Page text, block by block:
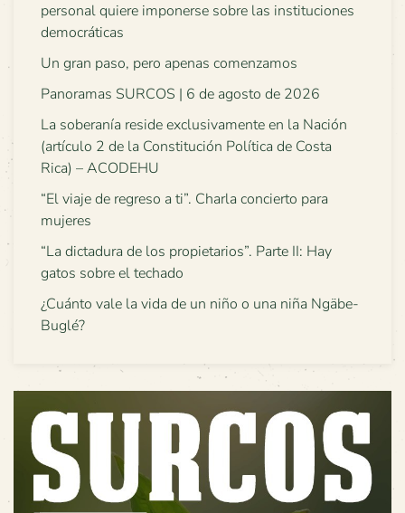
personal quiere imponerse sobre las instituciones
democráticas
Un gran paso, pero apenas comenzamos
Panoramas SURCOS | 6 de agosto de 2026
La soberanía reside exclusivamente en la Nación
(artículo 2 de la Constitución Política de Costa
Rica) – ACODEHU
“El viaje de regreso a ti”. Charla concierto para
mujeres
“La dictadura de los propietarios”. Parte II: Hay
gatos sobre el techado
¿Cuánto vale la vida de un niño o una niña Ngäbe-
Buglé?